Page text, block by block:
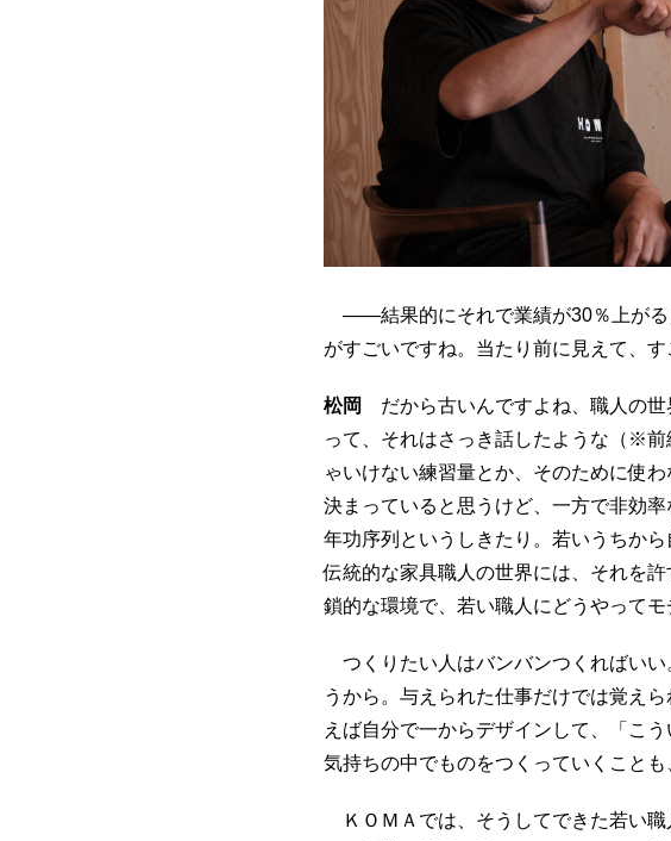
――結果的にそれで業績が30％上がる
がすごいですね。当たり前に見えて、す
松岡
だから古いんですよね、職人の
って、それはさっき話したような（※
ゃいけない練習量とか、そのために使
決まっていると思うけど、一方で非効
年功序列というしきたり。若いうちか
伝統的な家具職人の世界には、それを
鎖的な環境で、若い職人にどうやって
つくりたい人はバンバンつくればい
うから。与えられた仕事だけでは覚え
えば自分で一からデザインして、「こ
気持ちの中でものをつくっていくことも
ＫＯＭＡでは、そうしてできた若い